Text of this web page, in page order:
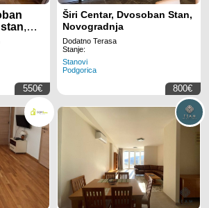
,
550€
Širi Centar, Dvosoban Stan,
Novogradnja
Dodatno Terasa
Stanje:
Stanovi
Podgorica
800€